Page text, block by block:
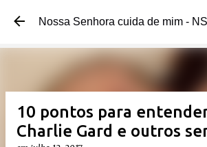
Pular para o conteúdo
Nossa Senhora cuida de mim -
10 pontos para
Charlie Gard e outros